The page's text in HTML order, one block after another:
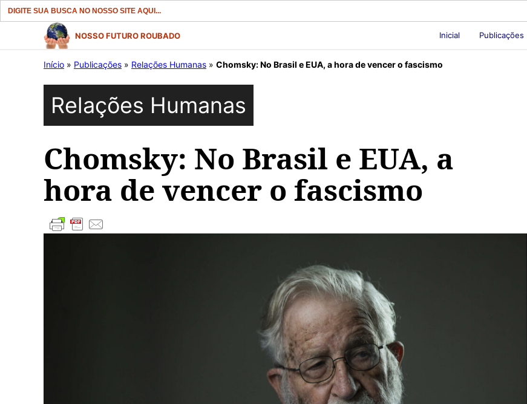
Search
for:
conteúdo
NOSSO FUTURO ROUBADO Inicial Publicações
Início » Publicações » Relações Humanas » Chomsky: No Brasil e EUA, a hora de vencer o fascismo
Relações Humanas
Chomsky: No Brasil e EUA, a
hora de vencer o fascismo